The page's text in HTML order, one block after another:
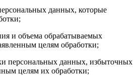
данных, которые
и объема обрабатываемых
целям обработки;
персональных данных, избыточных
целям их обработки;